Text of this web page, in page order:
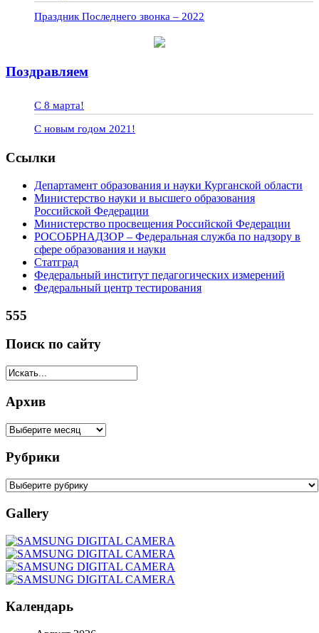
Праздник Последнего звонка – 2022
Поздравляем
С 8 марта!
С новым годом 2021!
Ссылки
Департамент образования и науки Курганской области
Министерство науки и высшего образования
Российской Федерации
Министерство просвещения Российской Федерации
РОСОБРНАДЗОР – Федеральная служба по надзору в
сфере образования и науки
Статград
Федеральный институт педагогических измерений
Федеральный центр тестирования
555
Поиск по сайту
Архив
Рубрики
Gallery
Календарь